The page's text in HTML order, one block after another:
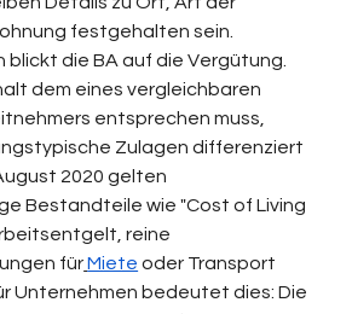
festgehalten sein.
blickt die BA auf die Vergütung.
dem eines vergleichbaren
entsprechen muss,
Zulagen differenziert
2020 gelten
Bestandteile wie "Cost of Living
reine
fürMiete oder Transport
Unternehmen bedeutet dies: Die